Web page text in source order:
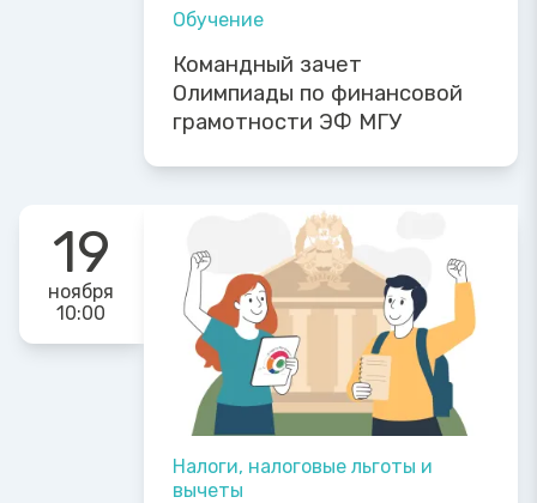
Обучение
Командный зачет
Олимпиады по финансовой
грамотности ЭФ МГУ
19
ноября
10:00
Налоги, налоговые льготы и
вычеты